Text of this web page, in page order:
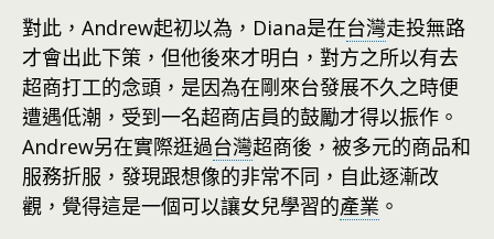
對此，Andrew起初以為，Diana是在台灣走投無路
才會出此下策，但他後來才明白，對方之所以有去
超商打工的念頭，是因為在剛來台發展不久之時便
遭遇低潮，受到一名超商店員的鼓勵才得以振作。
Andrew另在實際逛過台灣超商後，被多元的商品和
服務折服，發現跟想像的非常不同，自此逐漸改
觀，覺得這是一個可以讓女兒學習的產業 。